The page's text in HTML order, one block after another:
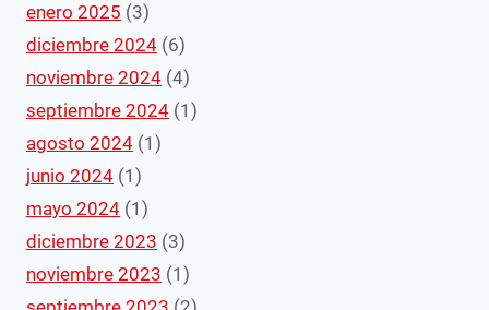
enero 2025 (3)
diciembre 2024 (6)
noviembre 2024 (4)
septiembre 2024 (1)
agosto 2024 (1)
junio 2024 (1)
mayo 2024 (1)
diciembre 2023 (3)
noviembre 2023 (1)